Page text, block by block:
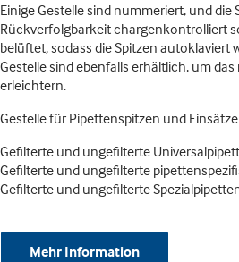
Einige Gestelle sind nummeriert, und
Rückverfolgbarkeit chargenkontrolliert
belüftet, sodass die Spitzen autoklaviert
Gestelle sind ebenfalls erhältlich, um
erleichtern.
Gestelle für Pipettenspitzen und
Gefilterte und ungefilterte
Gefilterte und ungefilterte
Gefilterte und ungefilterte
Mehr Information